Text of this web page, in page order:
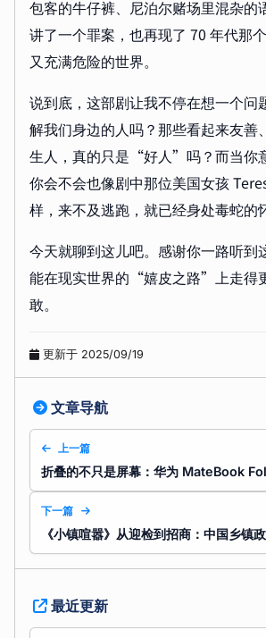
包客的牛仔裤、尼泊尔赌场里混杂
讲了一个罪案，也再现了 70 年代那
又充满危险的世界。
说到底，这部剧让我不停在想一个问
解我们身边的人吗？那些看起来友善
生人，真的只是“好人”吗？而当你
你会不会也像剧中那位美国女孩
样，来不及逃跑，就已经身处毒蛇的
今天就聊到这儿吧。感谢你一路听到
能在现实世界的“嬉皮之路”上走得
敢。
更新于 2025/09/19
文章导航
上一篇
下一篇
《小镇喧嚣》从迎检到招商：中国乡镇
最近更新